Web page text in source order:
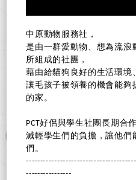
中原動物服務社，
是由一群愛動物、想為流浪
所組成的社團，
藉由給貓狗良好的生活環境
讓毛孩子被領養的機會能夠
的家。
PCT好侶與學生社團長期合
減輕學生們的負擔，讓他們
們。
----------------